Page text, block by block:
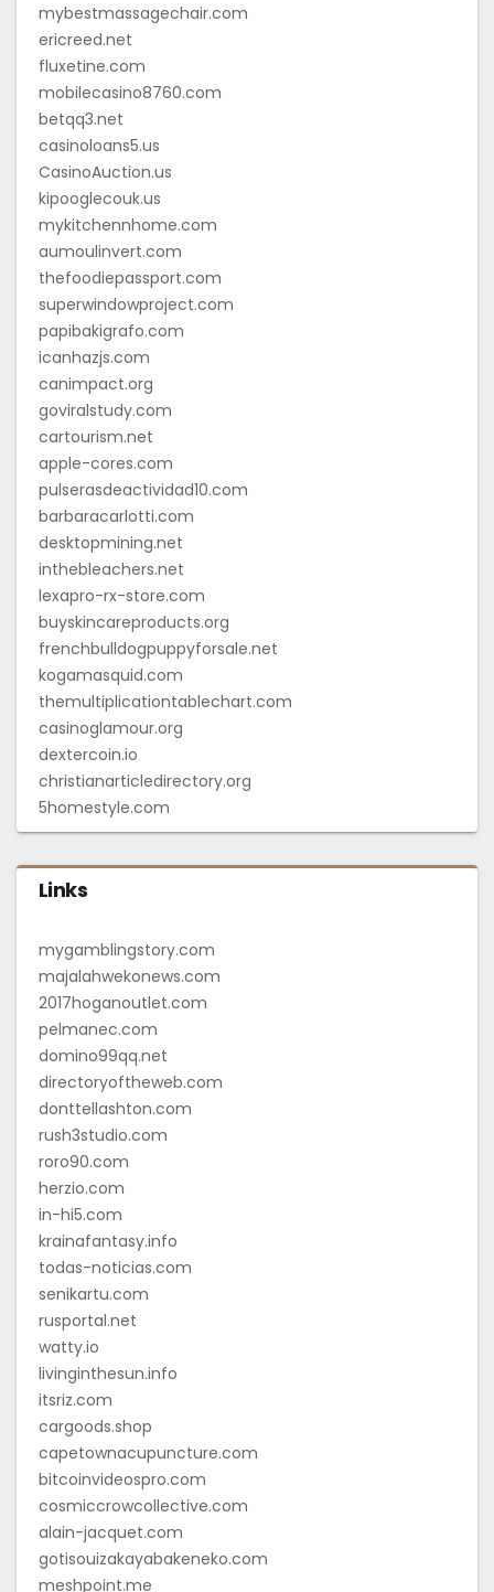
mybestmassagechair.com
ericreed.net
fluxetine.com
mobilecasino8760.com
betqq3.net
casinoloans5.us
CasinoAuction.us
kipooglecouk.us
mykitchennhome.com
aumoulinvert.com
thefoodiepassport.com
superwindowproject.com
papibakigrafo.com
icanhazjs.com
canimpact.org
goviralstudy.com
cartourism.net
apple-cores.com
pulserasdeactividad10.com
barbaracarlotti.com
desktopmining.net
inthebleachers.net
lexapro-rx-store.com
buyskincareproducts.org
frenchbulldogpuppyforsale.net
kogamasquid.com
themultiplicationtablechart.com
casinoglamour.org
dextercoin.io
christianarticledirectory.org
5homestyle.com
Links
mygamblingstory.com
majalahwekonews.com
2017hoganoutlet.com
pelmanec.com
domino99qq.net
directoryoftheweb.com
donttellashton.com
rush3studio.com
roro90.com
herzio.com
in-hi5.com
krainafantasy.info
todas-noticias.com
senikartu.com
rusportal.net
watty.io
livinginthesun.info
itsriz.com
cargoods.shop
capetownacupuncture.com
bitcoinvideospro.com
cosmiccrowcollective.com
alain-jacquet.com
gotisouizakayabakeneko.com
meshpoint.me